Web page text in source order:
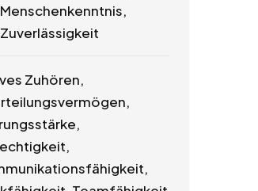
Menschenkenntnis,
Zuverlässigkeit
Zuhören,